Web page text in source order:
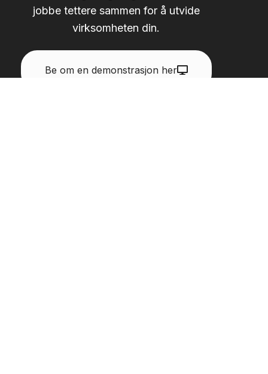
jobbe tettere sammen for å utvide
virksomheten din.
Be om en demonstrasjon her